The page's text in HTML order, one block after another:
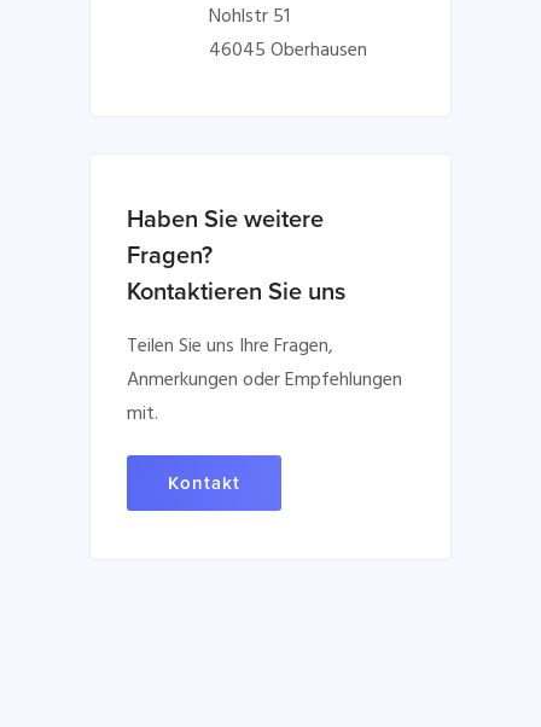
Nohlstr 51
46045 Oberhausen
Haben Sie weitere
Fragen?
Kontaktieren Sie uns
Teilen Sie uns Ihre Fragen,
Anmerkungen oder Empfehlungen
mit.
Kontakt